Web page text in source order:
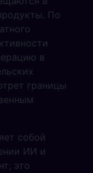
По
в
границы
собой
ИИ и
это